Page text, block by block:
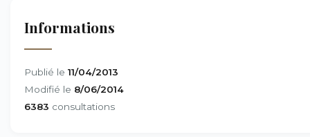
Informations
Publié le 11/04/2013
Modifié le 8/06/2014
6383 consultations